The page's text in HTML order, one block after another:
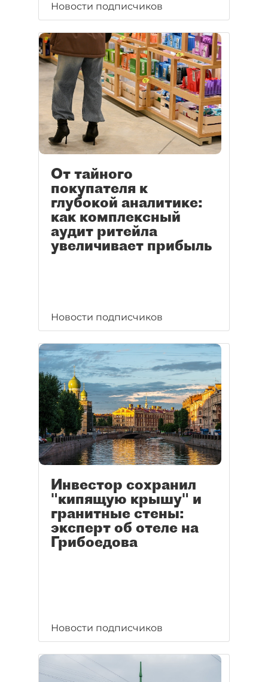
Новости подписчиков
От тайного
покупателя к
глубокой аналитике:
как комплексный
аудит ритейла
увеличивает прибыль
Новости подписчиков
Инвестор сохранил
"кипящую крышу" и
гранитные стены:
эксперт об отеле на
Грибоедова
Новости подписчиков